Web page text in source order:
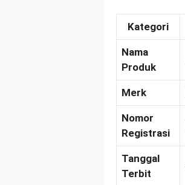
Kategori
Nama
Produk
Merk
Nomor
Registrasi
Tanggal
Terbit